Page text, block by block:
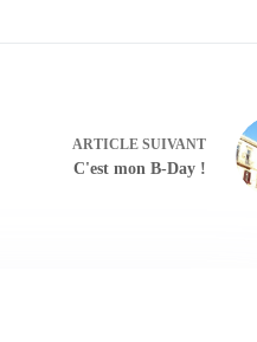
ARTICLESUIVANT
C'est mon B-Day !